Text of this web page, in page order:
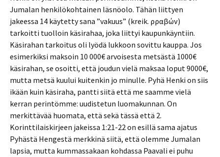
Jumalan henkilökohtainen läsnöolo. Tähän liittyen
jakeessa 14 käytetty sana ”vakuus” (kreik. ἀρραβών)
tarkoitti tuolloin käsirahaa, joka liittyi kaupunkäyntiin.
Käsirahan tarkoitus oli lyödä lukkoon sovittu kauppa. Jos
esimerkiksi maksoin 10 000€ arvoisesta metsästä 1000€
käsirahan, se osoitti, että joudun vielä maksaa loput 9000€,
mutta metsä kuului kuitenkin jo minulle. Pyhä Henki on siis
ikään kuin käsiraha, pantti siitä että me saamme vielä
kerran perintömme: uudistetun luomakunnan. On
merkittävää huomata, että sekä tässä että 2.
Korinttilaiskirjeen jakeissa 1:21-22 on esillä sama ajatus
Pyhästä Hengestä merkkinä siitä, että olemme Jumalan
lapsia, mutta kummassakaan kohdassa Paavali ei puhu